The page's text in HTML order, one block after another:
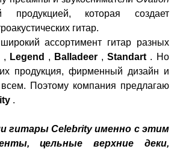
продукцией, которая создает
гитар.
ассортимент гитар разных
, Legend , Balladeer ,Standart . Но
продукция, фирменный дизайн и
Поэтому компания предлагаю
.
гитары Celebrity именно с этим
цельные верхние деки,